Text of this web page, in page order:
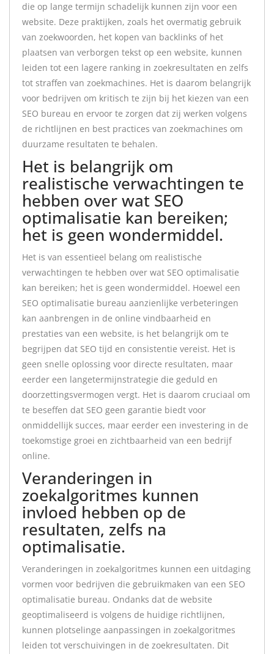
die op lange termijn schadelijk kunnen zijn voor een
website. Deze praktijken, zoals het overmatig gebruik
van zoekwoorden, het kopen van backlinks of het
plaatsen van verborgen tekst op een website, kunnen
leiden tot een lagere ranking in zoekresultaten en zelfs
tot straffen van zoekmachines. Het is daarom belangrijk
voor bedrijven om kritisch te zijn bij het kiezen van een
SEO bureau en ervoor te zorgen dat zij werken volgens
de richtlijnen en best practices van zoekmachines om
duurzame resultaten te behalen.
Het is belangrijk om
realistische verwachtingen te
hebben over wat SEO
optimalisatie kan bereiken;
het is geen wondermiddel.
Het is van essentieel belang om realistische
verwachtingen te hebben over wat SEO optimalisatie
kan bereiken; het is geen wondermiddel. Hoewel een
SEO optimalisatie bureau aanzienlijke verbeteringen
kan aanbrengen in de online vindbaarheid en
prestaties van een website, is het belangrijk om te
begrijpen dat SEO tijd en consistentie vereist. Het is
geen snelle oplossing voor directe resultaten, maar
eerder een langetermijnstrategie die geduld en
doorzettingsvermogen vergt. Het is daarom cruciaal om
te beseffen dat SEO geen garantie biedt voor
onmiddellijk succes, maar eerder een investering in de
toekomstige groei en zichtbaarheid van een bedrijf
online.
Veranderingen in
zoekalgoritmes kunnen
invloed hebben op de
resultaten, zelfs na
optimalisatie.
Veranderingen in zoekalgoritmes kunnen een uitdaging
vormen voor bedrijven die gebruikmaken van een SEO
optimalisatie bureau. Ondanks dat de website
geoptimaliseerd is volgens de huidige richtlijnen,
kunnen plotselinge aanpassingen in zoekalgoritmes
leiden tot verschuivingen in de zoekresultaten. Dit